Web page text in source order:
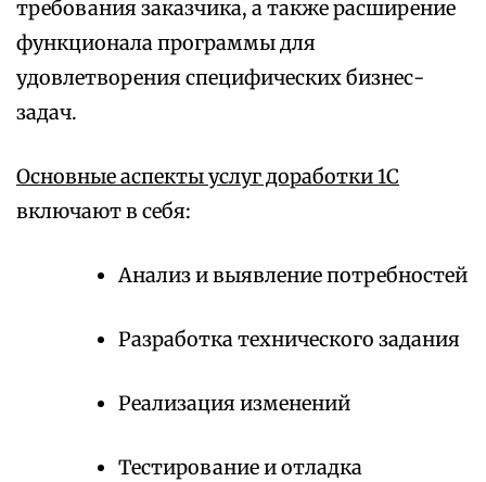
требования заказчика, а также расширение
функционала программы для
удовлетворения специфических бизнес-
задач.
Основные аспекты услуг доработки 1С
включают в себя:
Анализ и выявление потребностей
Разработка технического задания
Реализация изменений
Тестирование и отладка